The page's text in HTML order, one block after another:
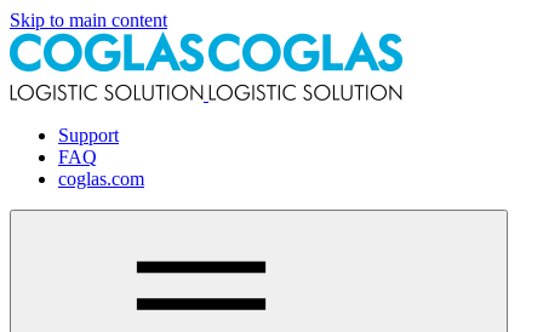
Skip to main content
Support
FAQ
coglas.com